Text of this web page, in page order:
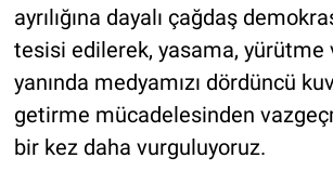
ayrılığına dayalı çağdaş
tesisi edilerek, yasama, yürütme
yanında medyamızı dördüncü
getirme mücadelesinden
bir kez daha vurguluyoruz.